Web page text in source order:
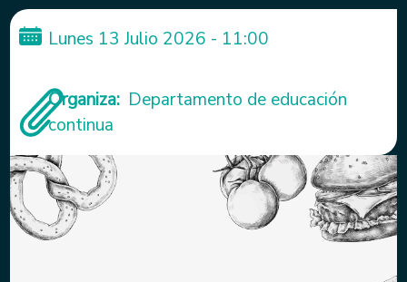
Lunes 13 Julio 2026 - 11:00
Organiza Departamento de educación
continua